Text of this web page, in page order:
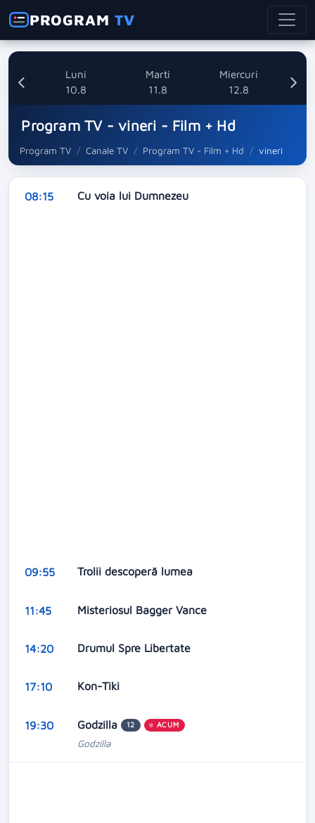
PROGRAMTV
Luni
10.8
Marti
11.8
Miercuri
12.8
Program TV - vineri - Film + Hd
Program TV Canale TV Program TV - Film + Hd vineri
08:15 Cu voia lui Dumnezeu
09:55 Trolii descoperă lumea
11:45 Misteriosul Bagger Vance
14:20 Drumul Spre Libertate
17:10 Kon-Tiki
19:30 Godzilla 12 ACUM
Godzilla